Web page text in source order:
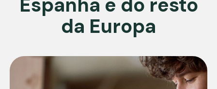
da Europa